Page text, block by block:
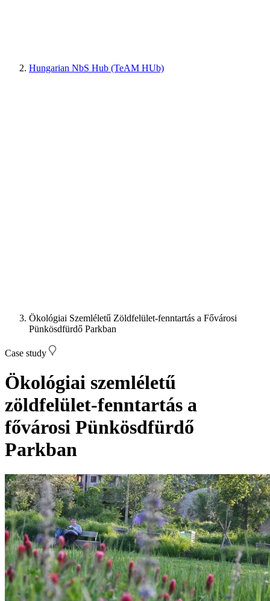
Hungarian NbS Hub (TeAM HUb)
Ökológiai Szemléletű Zöldfelület-fenntartás a Fővárosi
Pünkösdfürdő Parkban
Case study
Ökológiai szemléletű
zöldfelület-fenntartás a
fővárosi Pünkösdfürdő
Parkban
Image: